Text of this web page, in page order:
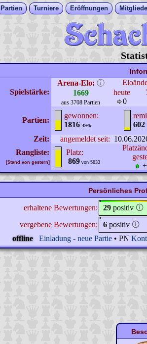
Partien Turniere Eröffnungen
Spielstärke:
Arena-Elo: ⓘ
1669
aus 3708 Partien
heute
0
Partien:
gewonnen:
1816 49%
602
Zeit:
angemeldet seit:
Rangliste:
[Stand von gestern]
Platz:
869 von 5833
Persönliches
erhaltene Bewertungen: 29 positiv 🛈
vergebene Bewertungen:
6 positiv 🛈
offline
Einladung - neue Partie • PN